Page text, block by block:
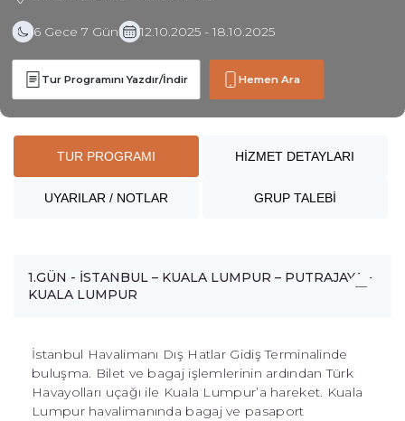
6 Gece 7 Gün 12.10.2025 - 18.10.2025
Tur Programını Yazdır/İndir Hemen Ara
TUR PROGRAMI HİZMET DETAYLARI
UYARILAR / NOTLAR GRUP TALEBİ
1.GÜN - İSTANBUL – KUALA LUMPUR – PUTRAJAYA -
KUALA LUMPUR
İstanbul Havalimanı Dış Hatlar Gidiş Terminalinde
buluşma. Bilet ve bagaj işlemlerinin ardından Türk
Havayolları uçağı ile Kuala Lumpur’a hareket. Kuala
Lumpur havalimanında bagaj ve pasaport